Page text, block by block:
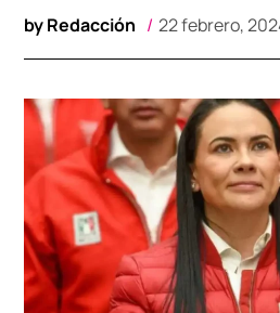
byRedacción 22 febrero,